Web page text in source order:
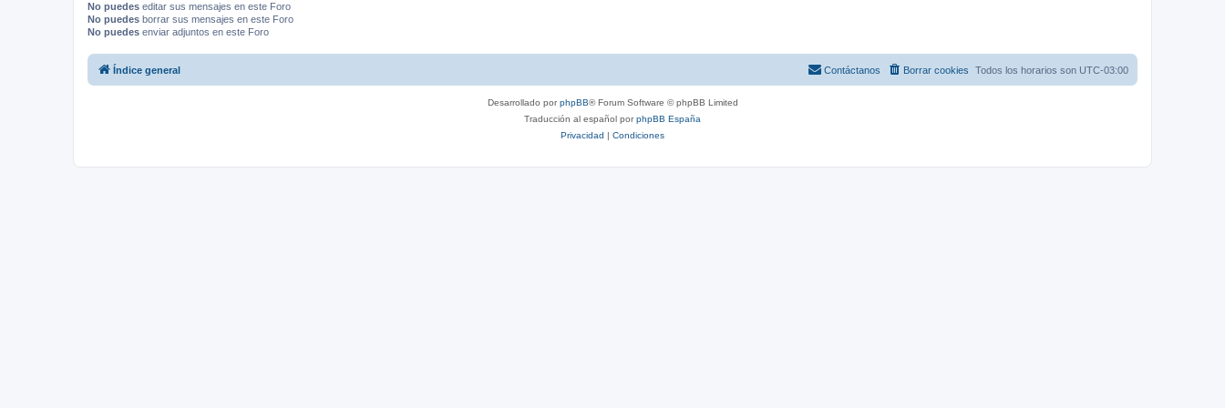
No puedes editar sus mensajes en este Foro
No puedes borrar sus mensajes en este Foro
No puedes enviar adjuntos en este Foro
Índice general Todos los horarios son UTC-03:00
Borrar cookies
Contáctanos
Desarrollado porphpBB® Forum Software © phpBB Limited
Traducción al español porphpBB España
Privacidad | Condiciones